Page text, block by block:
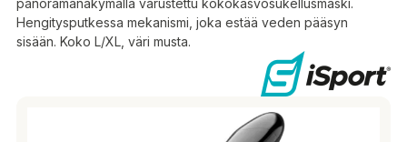
panoramanäkymällä varustettu kokokasvosukellusmaski.
Hengitysputkessa mekanismi, joka estää veden pääsyn
sisään. Koko L/XL, väri musta.